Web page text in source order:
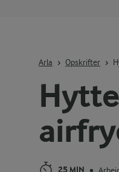
25 MIN
Arla Opskrifter